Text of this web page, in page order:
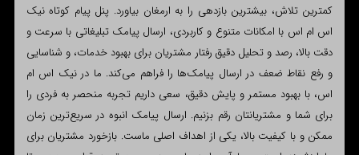
کمترین تلاش، بیشترین بازدهی را به ارمغان بیاورد. پنل پیام کوتاه نیک
اس ام اس با امکانات متنوع و کاربردی، ارسال پیامک تبلیغاتی با سرعت و
دقت بالا، رصد و تحلیل دقیق رفتار مشتریان برای بهبود خدمات، و شناسایی
و رفع نقاط ضعف در ارسال پیامک‌ها را فراهم می‌کند. ما در نیک اس ام
اس، با بهبود مستمر و پایش دقیق، سعی داریم تجربه منحصر به فردی را
برای شما و مشتریانتان رقم بزنیم. ارسال پیامک انبوه در سریع‌ترین زمان
ممکن و با کیفیت بالا، یکی از اهداف اصلی ماست. بازخورد مشتریان برای